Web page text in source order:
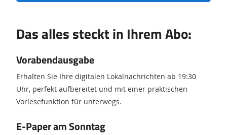
Das alles steckt in Ihrem Abo:
Vorabendausgabe
Erhalten Sie Ihre digitalen Lokalnachrichten ab 19:30
Uhr, perfekt aufbereitet und mit einer praktischen
Vorlesefunktion für unterwegs.
E-Paper am Sonntag